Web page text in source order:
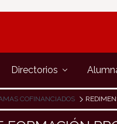
Directorios
COFINANCIADOS